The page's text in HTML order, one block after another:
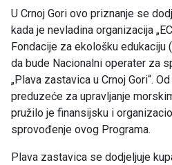
U Crnoj Gori ovo priznanje se
kada je nevladina organizacija
Fondacije za ekološku edukaciju
da bude Nacionalni operater za
„Plava zastavica u Crnoj Gori“.
preduzeće za upravljanje
pružilo je finansijsku i
sprovođenje ovog Programa.
Plava zastavica se dodjeljuje